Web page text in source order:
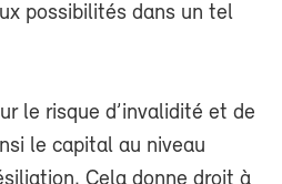
possibilités dans un tel
le risque d’invalidité et de
le capital au niveau
Cela donne droit à